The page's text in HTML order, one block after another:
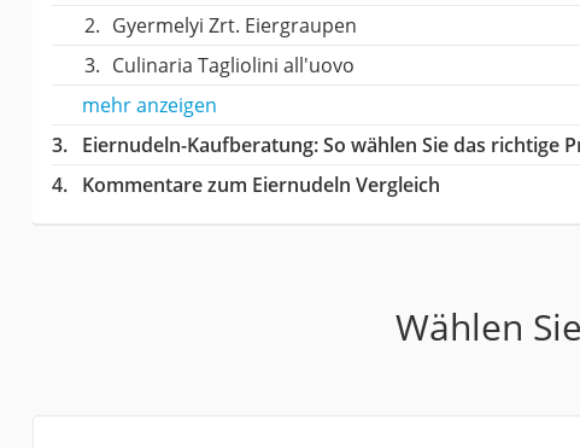
‎Gyermelyi Zrt. Eiergraupen
Culinaria Tagliolini all'uovo
mehr anzeigen
Eiernudeln-Kaufberatung: So wählen Sie das richtige
Kommentare zum Eiernudeln Vergleich
Wählen